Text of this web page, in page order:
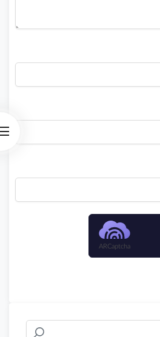
ARCaptcha